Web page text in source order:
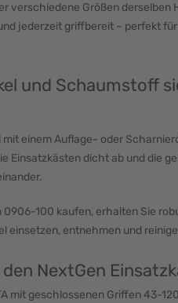
verschiedene Größen derselben
jederzeit griffbereit – perfekt für
und Schaumstoff
mit einem Auflage- oder
Einsatzkästen dicht ab und die
0906-100 kaufen, erhalten Sie
einsetzen, entnehmen und
NextGen
mit geschlossenen Griffen 43-120